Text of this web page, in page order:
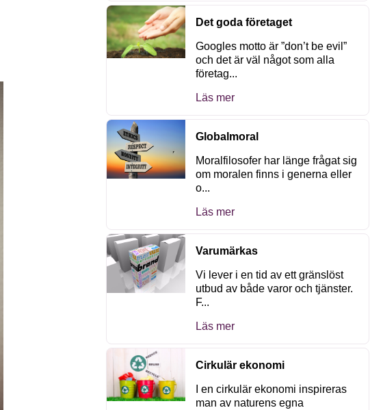
Det goda företaget
Googles motto är ”don’t be evil”
och det är väl något som alla
företag...
Läs mer
Globalmoral
Moralfilosofer har länge frågat sig
om moralen finns i generna eller
o...
Läs mer
Varumärkas
Vi lever i en tid av ett gränslöst
utbud av både varor och tjänster.
F...
Läs mer
Cirkulär ekonomi
I en cirkulär ekonomi inspireras
man av naturens egna